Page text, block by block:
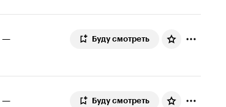
— Буду смотреть
— Буду смотреть